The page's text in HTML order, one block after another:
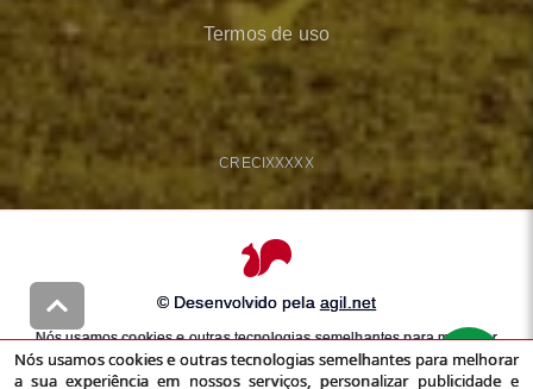
Termos de uso
CRECIXXXXX
© Desenvolvido pela agil.net
Nós usamos cookies e outras tecnologias semelhantes para melhorar
a sua experiência em nossos serviços, personalizar publicidade e
recomendar conteúdo de seu interesse. Ao utilizar nossos serviços,
Nós usamos cookies e outras tecnologias semelhantes para melhorar
a sua experiência em nossos serviços, personalizar publicidade e